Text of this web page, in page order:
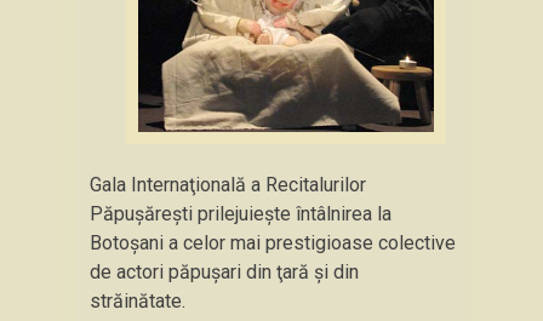
Gala Internaţională a Recitalurilor
Păpuşăreşti prilejuieşte întâlnirea la
Botoşani a celor mai prestigioase colective
de actori păpuşari din ţară şi din
străinătate.